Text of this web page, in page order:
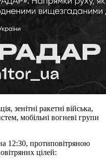
зенітні ракетні війська,
мобільні вогневі групи
12:30, протиповітряною
цілей: